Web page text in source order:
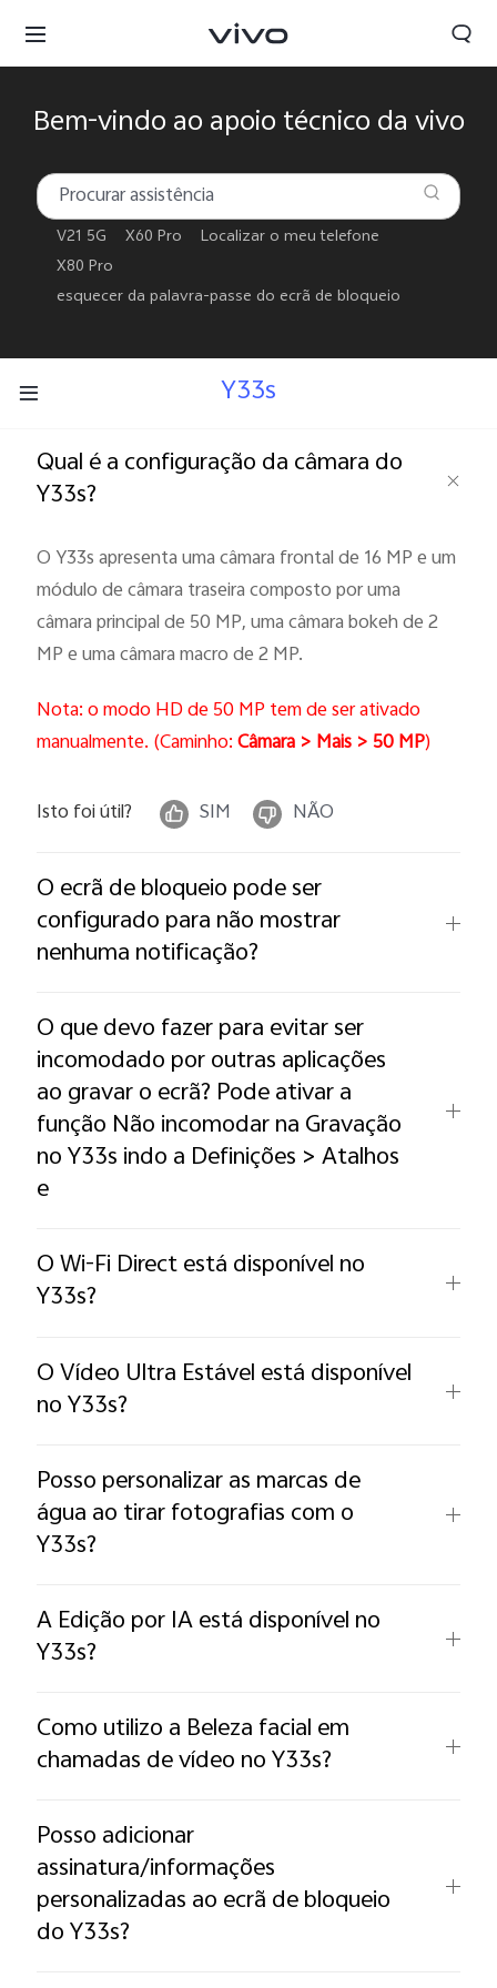
Bem-vindo ao apoio técnico da vivo
V21 5G X60 Pro
Localizar o meu telefone
X80 Pro
esquecer da palavra-passe do ecrã de bloqueio
Y33s
Qual é a configuração da câmara do
Y33s?
O Y33s apresenta uma câmara frontal de 16 MP e um
módulo de câmara traseira composto por uma
câmara principal de 50 MP, uma câmara bokeh de 2
MP e uma câmara macro de 2 MP.
Nota: o modo HD de 50 MP tem de ser ativado
manualmente. (Caminho:Câmara > Mais > 50 MP)
Isto foi útil? SIM NÃO
O ecrã de bloqueio pode ser
configurado para não mostrar
nenhuma notificação?
O que devo fazer para evitar ser
incomodado por outras aplicações
ao gravar o ecrã? Pode ativar a
função Não incomodar na Gravação
no Y33s indo a Definições > Atalhos
e
O Wi-Fi Direct está disponível no
Y33s?
O Vídeo Ultra Estável está disponível
no Y33s?
Posso personalizar as marcas de
água ao tirar fotografias com o
Y33s?
A Edição por IA está disponível no
Y33s?
Como utilizo a Beleza facial em
chamadas de vídeo no Y33s?
Posso adicionar
assinatura/informações
personalizadas ao ecrã de bloqueio
do Y33s?